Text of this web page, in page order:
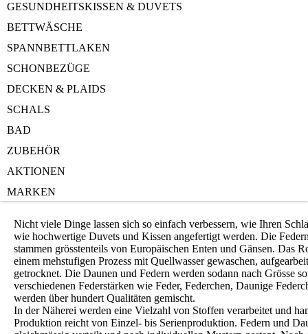
GESUNDHEITSKISSEN & DUVETS
BETTWÄSCHE
SPANNBETTLAKEN
SCHONBEZÜGE
DECKEN & PLAIDS
SCHALS
BAD
ZUBEHÖR
AKTIONEN
MARKEN
Ein Video über die Dorbena Bettwarenfabrik.
Nicht viele Dinge lassen sich so einfach verbessern, wie Ihren
wie hochwertige Duvets und Kissen angefertigt werden. Die
stammen grösstenteils von Europäischen Enten und Gänsen. Das
einem mehstufigen Prozess mit Quellwasser gewaschen,
getrocknet. Die Daunen und Federn werden sodann nach Grösse
verschiedenen Federstärken wie Feder, Federchen, Daunige
werden über hundert Qualitäten gemischt.
In der Näherei werden eine Vielzahl von Stoffen verarbeitet und
Produktion reicht von Einzel- bis Serienproduktion. Federn und